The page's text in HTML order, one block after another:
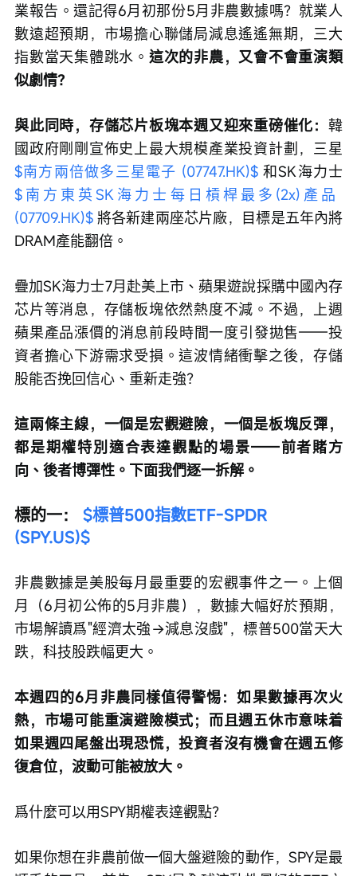
業報告。還記得6月初那份5月非農數據嗎？就業人
數遠超預期，市場擔心聯儲局減息遙遙無期，三大
指數當天集體跳水。 這次的非農，又會不會重演類
似劇情？
與此同時，存儲芯片板塊本週又迎來重磅催化： 韓
國政府剛剛宣佈史上最大規模產業投資計劃，三星
$南方兩倍做多三星電子 (07747.HK)$ 和SK海力士
$南方東英SK海力士每日槓桿最多(2x)產品
(07709.HK)$ 將各新建兩座芯片廠，目標是五年內將
DRAM產能翻倍。
疊加SK海力士7月赴美上市、蘋果遊說採購中國內存
芯片等消息，存儲板塊依然熱度不減。不過，上週
蘋果產品漲價的消息前段時間一度引發拋售——投
資者擔心下游需求受損。這波情緒衝擊之後，存儲
股能否挽回信心、重新走強？
這兩條主線，一個是宏觀避險，一個是板塊反彈，
都是期權特別適合表達觀點的場景——前者賭方
向、後者博彈性。下面我們逐一拆解。
標的一： $標普500指數ETF-SPDR
(SPY.US)$
非農數據是美股每月最重要的宏觀事件之一。上個
月（6月初公佈的5月非農），數據大幅好於預期，
市場解讀爲"經濟太強→減息沒戲"，標普500當天大
跌，科技股跌幅更大。
本週四的6月非農同樣值得警惕：如果數據再次火
熱，市場可能重演避險模式；而且週五休市意味着
如果週四尾盤出現恐慌，投資者沒有機會在週五修
復倉位，波動可能被放大。
爲什麼可以用SPY期權表達觀點？
如果你想在非農前做一個大盤避險的動作，SPY是最